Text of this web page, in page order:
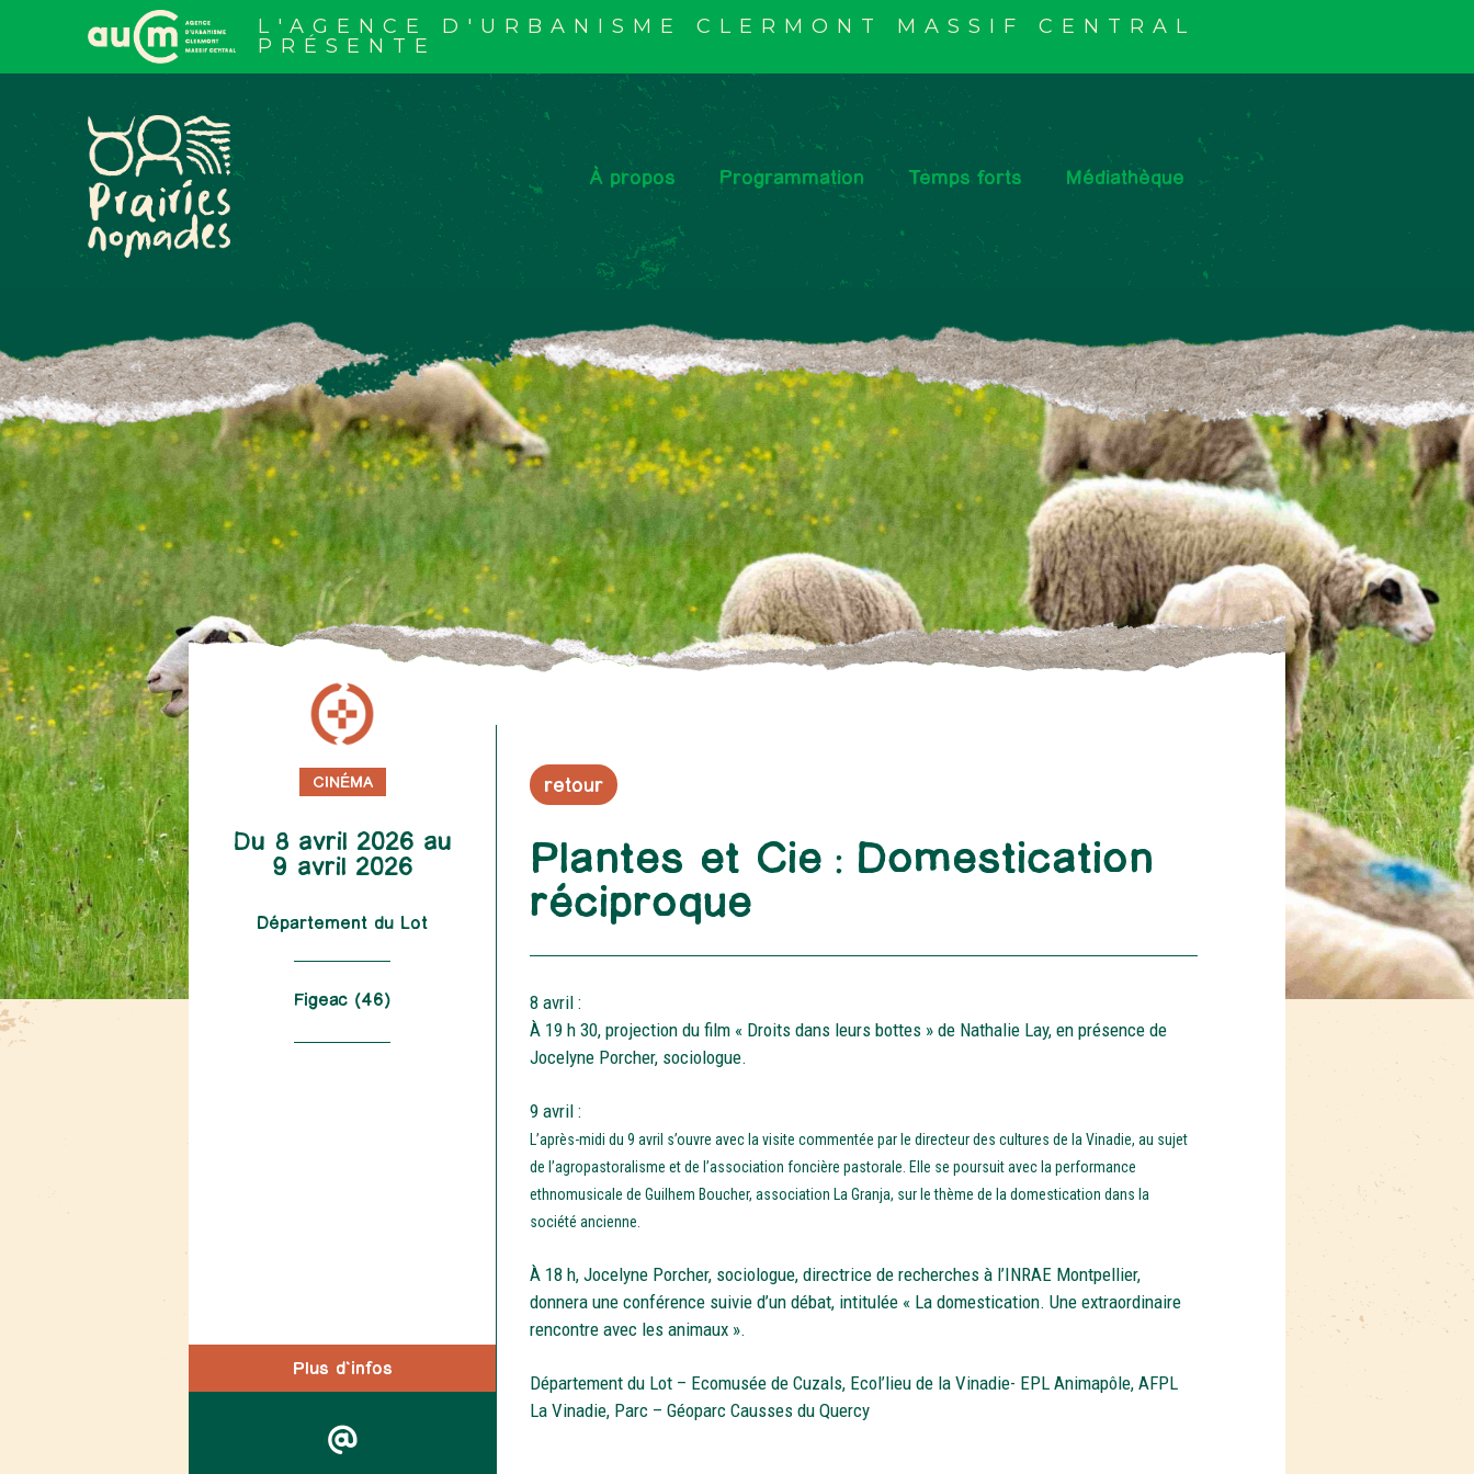
L'AGENCE D'URBANISME CLERMONT MASSIF CENTRAL
PRÉSENTE
À propos Programmation Temps forts Médiathèque
CINÉMA
Du 8 avril 2026 au
9 avril 2026
Département du Lot
Figeac (46)
Plus d'infos
retour
Plantes et Cie : Domestication
réciproque
8 avril :
À 19 h 30, projection du film « Droits dans leurs bottes » de Nathalie Lay, en présence de
Jocelyne Porcher, sociologue.
9 avril :
L’après-midi du 9 avril s’ouvre avec la visite commentée par le directeur des cultures de la Vinadie, au sujet
de l’agropastoralisme et de l’association foncière pastorale. Elle se poursuit avec la performance
ethnomusicale de Guilhem Boucher, association La Granja, sur le thème de la domestication dans la
société ancienne.
À 18 h, Jocelyne Porcher, sociologue, directrice de recherches à l’INRAE Montpellier,
donnera une conférence suivie d’un débat, intitulée « La domestication. Une extraordinaire
rencontre avec les animaux ».
Département du Lot – Ecomusée de Cuzals, Ecol’lieu de la Vinadie- EPL Animapôle, AFPL
La Vinadie, Parc – Géoparc Causses du Quercy